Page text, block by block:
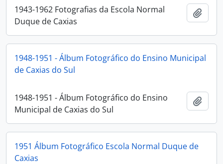
1943-1962 Fotografias da Escola Normal
Duque de Caxias
1948-1951 - Álbum Fotográfico do Ensino Municipal
de Caxias do Sul
1948-1951 - Álbum Fotográfico do Ensino
Municipal de Caxias do Sul
1951 Álbum Fotográfico Escola Normal Duque de
Caxias